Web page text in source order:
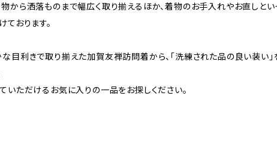
から洒落ものまで幅広く取り揃えるほか、着物のお手入れやお直しと
おります。
目利きで取り揃えた加賀友禅訪問着から、「洗練された品の良い装い」
いただけるお気に入りの一品をお探しください。